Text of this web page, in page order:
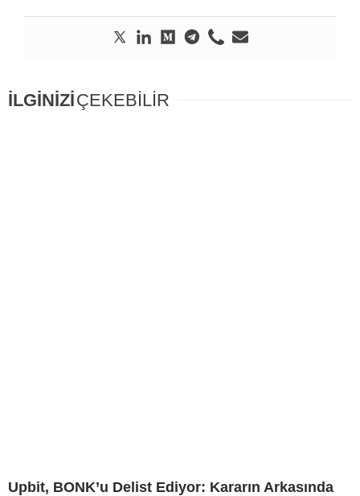
İLGİNİZİÇEKEBİLİR
Upbit, BONK’u Delist Ediyor: Kararın Arkasında